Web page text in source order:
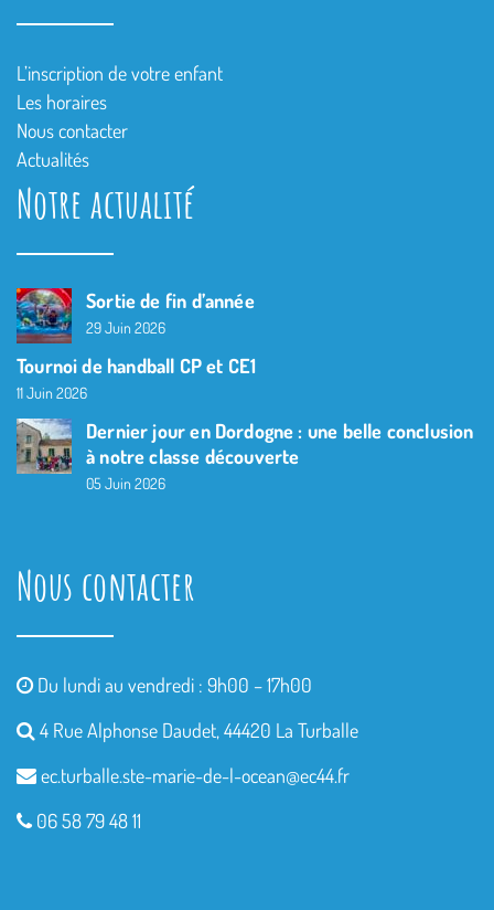
L’inscription de votre enfant
Les horaires
Nous contacter
Actualités
Notre actualité
Sortie de fin d’année
29 Juin 2026
Tournoi de handball CP et CE1
11 Juin 2026
Dernier jour en Dordogne : une belle conclusion
à notre classe découverte
05 Juin 2026
Nous contacter
Du lundi au vendredi : 9h00 – 17h00
4 Rue Alphonse Daudet, 44420 La Turballe
ec.turballe.ste-marie-de-l-ocean@ec44.fr
06 58 79 48 11